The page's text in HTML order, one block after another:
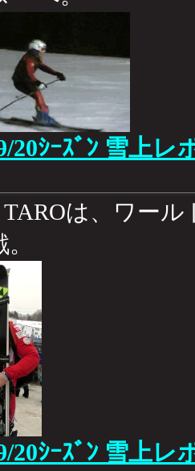
20ｼｰｽﾞﾝ 雪上レ
TAROは、ワー
20ｼｰｽﾞﾝ 雪上レ